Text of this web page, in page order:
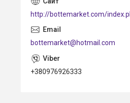
bottemarket@hotmail.com
+380976926333